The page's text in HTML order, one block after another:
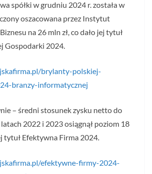
spółki w grudniu 2024 r. została w
oszacowana przez Instytut
na 26 mln zł, co dało jej tytuł
Gospodarki 2024.
brylanty-polskiej-
branzy-informatycznej
– średni stosunek zysku netto do
2022 i 2023 osiągnął poziom 18
tytuł Efektywna Firma 2024.
efektywne-firmy-2024-